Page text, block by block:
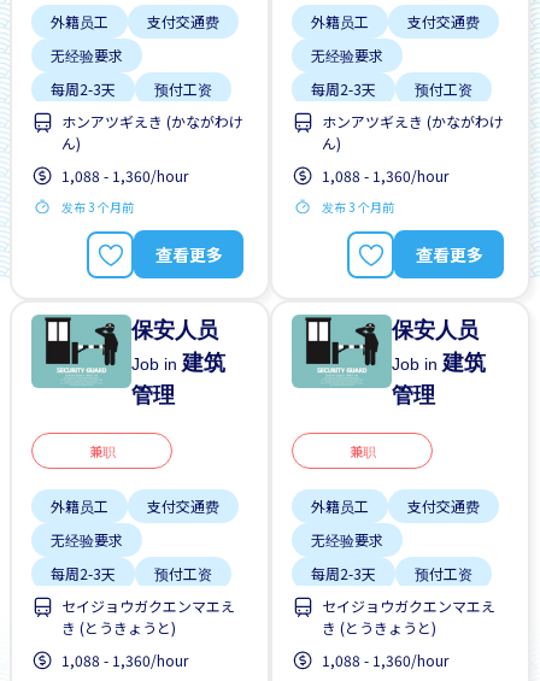
外籍员工
支付交通费
无经验要求
每周2-3天
预付工资
ホンアツギえき (かながわけ
ん)
1,088 - 1,360/hour
发布 3 个月前
查看更多
外籍员工
支付交通费
无经验要求
每周2-3天
预付工资
ホンアツギえき (かながわけ
ん)
1,088 - 1,360/hour
发布 3 个月前
查看更多
保安人员
Job in 建筑
管理
兼职
外籍员工
支付交通费
无经验要求
每周2-3天
预付工资
セイジョウガクエンマエえ
き (とうきょうと)
1,088 - 1,360/hour
保安人员
Job in 建筑
管理
兼职
外籍员工
支付交通费
无经验要求
每周2-3天
预付工资
セイジョウガクエンマエえ
き (とうきょうと)
1,088 - 1,360/hour